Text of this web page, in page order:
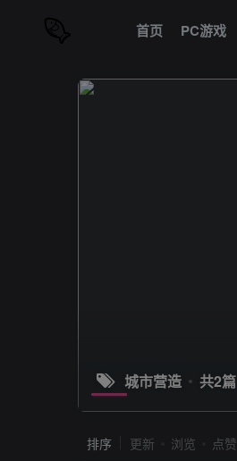
首页 PC游戏
城市营造 共2篇
排序 更新 浏览 点赞